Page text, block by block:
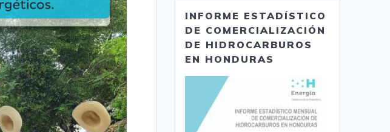
INFORME ESTADÍSTICO
DE COMERCIALIZACIÓN
DE HIDROCARBUROS
EN HONDURAS